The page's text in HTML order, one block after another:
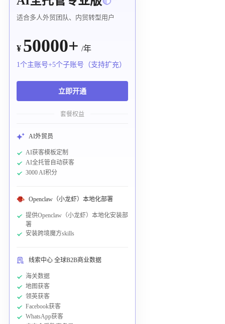
适合多人外贸团队、内贸转型用户
¥ 50000+ /年
1个主账号+5个子账号（支持扩充）
立即开通
套餐权益
AI外贸员
AI获客模板定制
AI全托管自动获客
3000 AI积分
Openclaw（小龙虾）本地化部署
提供Openclaw（小龙虾）本地化安装部
署
安装跨境魔方skills
线索中心 全球B2B商业数据
海关数据
地图获客
领英获客
Facebook获客
WhatsApp获客